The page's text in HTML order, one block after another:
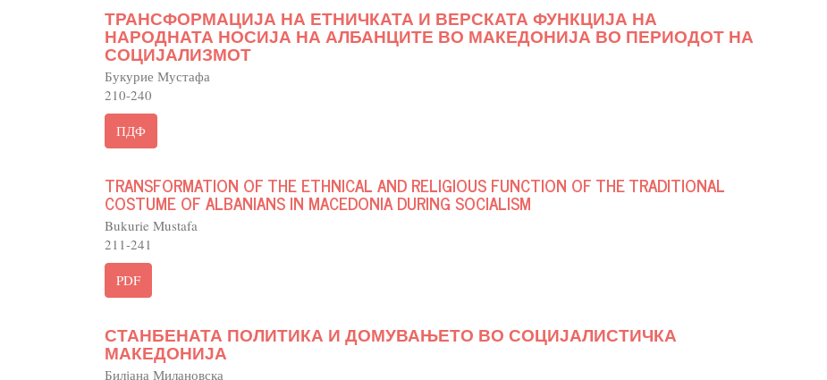
ТРАНСФОРМАЦИЈА НА ЕТНИЧКАТА И ВЕРСКАТА ФУНКЦИЈА НА
НАРОДНАТА НОСИЈА НА АЛБАНЦИТЕ ВО МАКЕДОНИЈА ВО ПЕРИОДОТ НА
СОЦИЈАЛИЗМОТ
Букурие Мустафа
210-240
ПДФ
TRANSFORMATION OF THE ETHNICAL AND RELIGIOUS FUNCTION OF THE TRADITIONAL
COSTUME OF ALBANIANS IN MACEDONIA DURING SOCIALISM
Bukurie Mustafa
211-241
PDF
СТАНБЕНАТА ПОЛИТИКА И ДОМУВАЊЕТО ВО СОЦИЈАЛИСТИЧКА
МАКЕДОНИЈА
Билјана Милановска